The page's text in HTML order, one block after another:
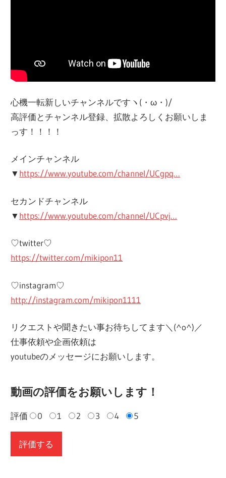
心機一転新しいチャンネルですヽ(・ω・)/
高評価とチャンネル登録、拡散よろしくお願いしま
っす！！！！
メインチャンネル
▼https://www.youtube.com/channel/UCgpq…
セカンドチャンネル
▼https://www.youtube.com/channel/UCpvj…
♡twitter♡
https://twitter.com/mikipon11
♡instagram♡
http://instagram.com/mikipon1111
リクエストや聞きたい事お待ちしてます＼(^o^)／
仕事依頼や企画依頼は
youtubeのメッセージにお願いします。
動画の評価をお願いします！
評価 0 1 2 3 4 5